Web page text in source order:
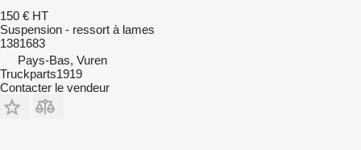
150 € HT
Suspension - ressort à lames
1381683
Pays-Bas, Vuren
Truckparts1919
Contacter le vendeur